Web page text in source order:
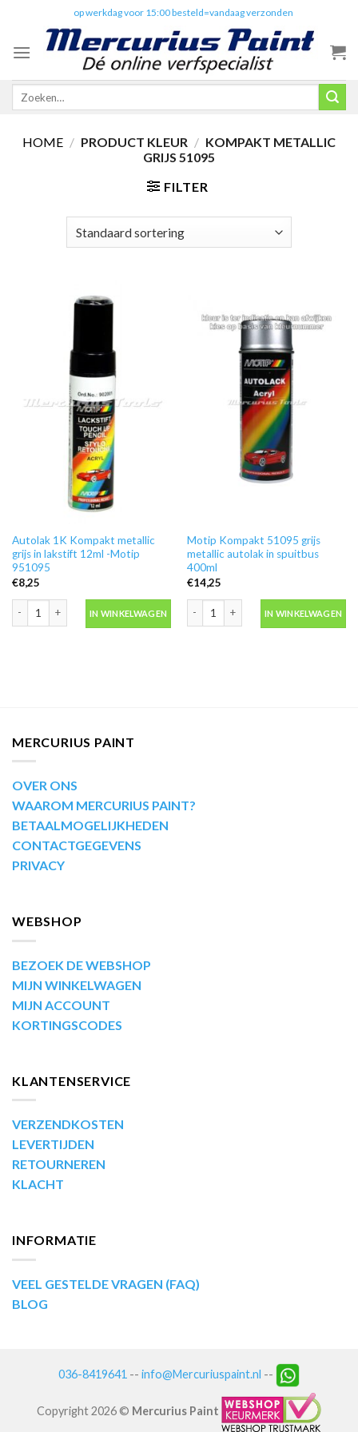
content
op werkdag voor 15:00 besteld=vandaag verzonden
Zoeken
HOME / PRODUCT KLEUR / KOMPAKT METALLIC
GRIJS 51095
FILTER
Autolak 1K Kompakt metallic
grijs in lakstift 12ml -Motip
951095
€8,25
IN WINKELWAGEN
Motip Kompakt 51095 grijs
metallic autolak in spuitbus
400ml
€14,25
IN WINKELWAGEN
MERCURIUS PAINT
OVER ONS
WAAROM MERCURIUS PAINT?
BETAALMOGELIJKHEDEN
CONTACTGEGEVENS
PRIVACY
WEBSHOP
BEZOEK DE WEBSHOP
MIJN WINKELWAGEN
MIJN ACCOUNT
KORTINGSCODES
KLANTENSERVICE
VERZENDKOSTEN
LEVERTIJDEN
RETOURNEREN
KLACHT
INFORMATIE
VEEL GESTELDE VRAGEN (FAQ)
BLOG
036-8419641 -- info@Mercuriuspaint.nl --
Copyright 2026 © Mercurius Paint